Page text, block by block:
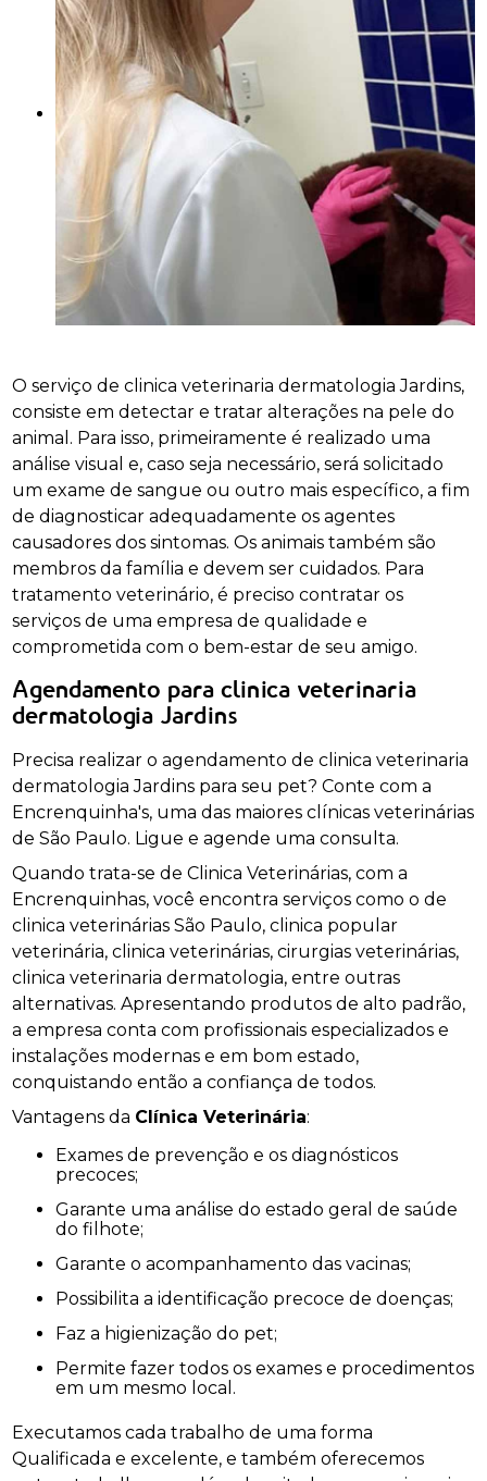
O serviço de clinica veterinaria dermatologia Jardins,
consiste em detectar e tratar alterações na pele do
animal. Para isso, primeiramente é realizado uma
análise visual e, caso seja necessário, será solicitado
um exame de sangue ou outro mais específico, a fim
de diagnosticar adequadamente os agentes
causadores dos sintomas. Os animais também são
membros da família e devem ser cuidados. Para
tratamento veterinário, é preciso contratar os
serviços de uma empresa de qualidade e
comprometida com o bem-estar de seu amigo.
Agendamento para clinica veterinaria
dermatologia Jardins
Precisa realizar o agendamento de clinica veterinaria
dermatologia Jardins para seu pet? Conte com a
Encrenquinha's, uma das maiores clínicas veterinárias
de São Paulo. Ligue e agende uma consulta.
Quando trata-se de Clinica Veterinárias, com a
Encrenquinhas, você encontra serviços como o de
clinica veterinárias São Paulo, clinica popular
veterinária, clinica veterinárias, cirurgias veterinárias,
clinica veterinaria dermatologia, entre outras
alternativas. Apresentando produtos de alto padrão,
a empresa conta com profissionais especializados e
instalações modernas e em bom estado,
conquistando então a confiança de todos.
Vantagens da Clínica Veterinária:
Exames de prevenção e os diagnósticos
precoces;
Garante uma análise do estado geral de saúde
do filhote;
Garante o acompanhamento das vacinas;
Possibilita a identificação precoce de doenças;
Faz a higienização do pet;
Permite fazer todos os exames e procedimentos
em um mesmo local.
Executamos cada trabalho de uma forma
Qualificada e excelente, e também oferecemos